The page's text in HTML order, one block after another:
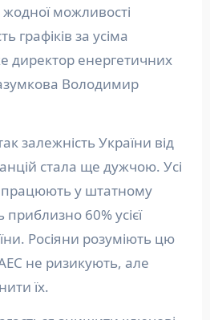
можливості
графіків за усіма
директор енергетичних
Володимир
залежність України від
стала ще дужчою. Усі
працюють у штатному
60% усієї
Росіяни розуміють цю
не ризикують, але
їх.